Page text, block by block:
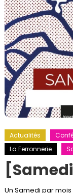
Actualités
La Ferronnerie
Un Samedi par mois